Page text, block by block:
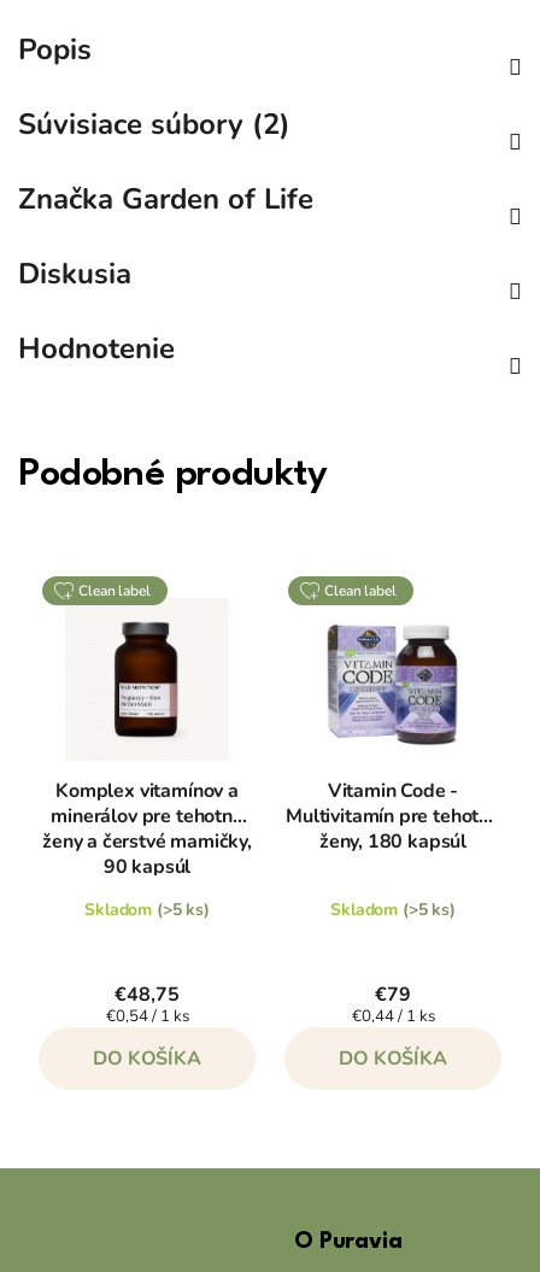
Popis
Súvisiace súbory (2)
Značka Garden of Life
Diskusia
Hodnotenie
Podobné produkty
clean label
Komplex vitamínov a
minerálov pre tehotné
ženy a čerstvé mamičky,
90 kapsúl
Skladom (>5 ks)
€48,75
Jednotková
€0,54 / 1 ks
DO KOŠÍKA
clean label
Vitamin Code -
Multivitamín pre tehotné
ženy, 180 kapsúl
Skladom (>5 ks)
€79
Jednotková
€0,44 / 1 ks
DO KOŠÍKA
O Puravia